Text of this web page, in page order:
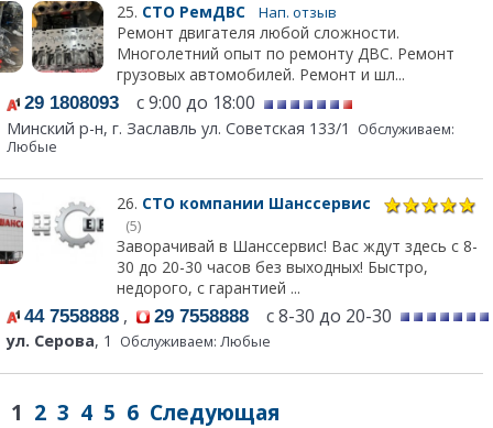
25. СТО РемДВС Нап. отзыв
Ремонт двигателя любой сложности.
Многолетний опыт по ремонту ДВС. Ремонт
грузовых автомобилей. Ремонт и шл...
29 1808093 с 9:00 до 18:00
Минский р-н, г. Заславль ул. Советская 133/1
Обслуживаем:
Любые
26. СТО компании Шанссервис
(5)
Заворачивай в Шанссервис! Вас ждут здесь с 8-
30 до 20-30 часов без выходных! Быстро,
недорого, с гарантией ...
44 7558888 , 29 7558888 с 8-30 до 20-30
ул. Серова, 1 Обслуживаем: Любые
1 2 3 4 5 6 Следующая